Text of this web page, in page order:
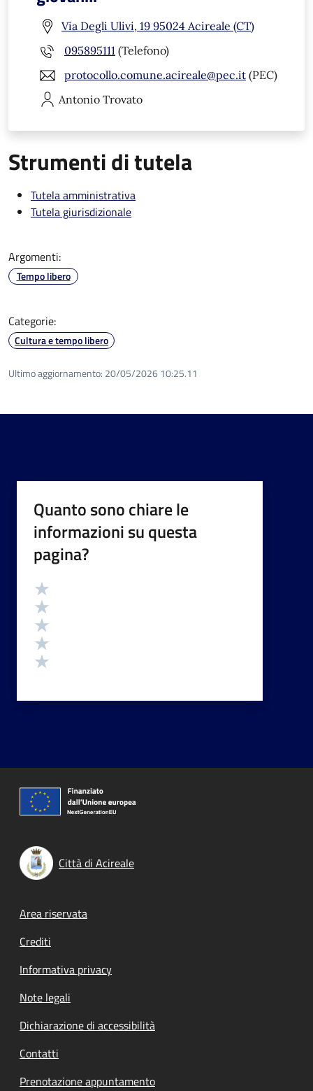
Via Degli Ulivi, 19 95024 Acireale (CT)
095895111 (Telefono)
protocollo.comune.acireale@pec.it (PEC)
Antonio Trovato
Strumenti di tutela
Tutela amministrativa
Tutela giurisdizionale
Argomenti:
Tempo libero
Categorie:
Cultura e tempo libero
Ultimo aggiornamento: 20/05/2026 10:25.11
Quanto sono chiare le
informazioni su questa
pagina?
Valutazione
Città di Acireale
Footer menu
Area riservata
Crediti
Informativa privacy
Note legali
Dichiarazione di accessibilità
Contatti
Prenotazione appuntamento